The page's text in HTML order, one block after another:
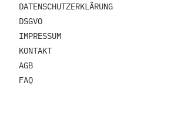
DATENSCHUTZERKLÄRUNG
DSGVO
IMPRESSUM
KONTAKT
AGB
FAQ